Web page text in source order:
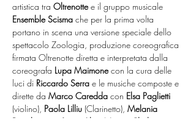
artistica tra Oltrenotte e il gruppo musicale
Ensemble Scisma che per la prima volta
portano in scena una versione speciale dello
spettacolo Zoologia, produzione coreografica
firmata Oltrenotte diretta e interpretata dalla
coreografa Lupa Maimone con la cura delle
luci di Riccardo Serra e le musiche composte e
dirette da Marco Caredda con Elsa Paglietti
(violino), Paola Lilliu (Clarinetto), Melania
Bertolo
(Pianoforte),
Alice Naitza Clarkson